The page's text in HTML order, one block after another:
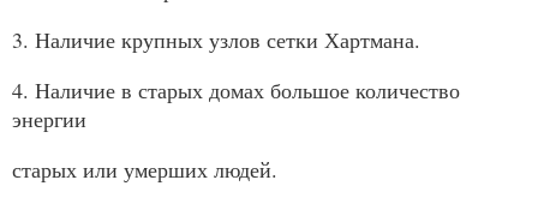
3. Наличие крупных узлов сетки Хартмана.
4. Наличие в старых домах большое количество
энергии
старых или умерших людей.